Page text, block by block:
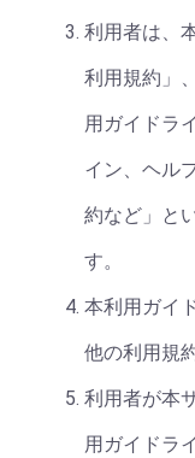
利用者は、
利用規約」
用ガイドラ
イン、ヘル
約など」と
す。
本利用ガイ
他の利用規
利用者が本
用ガイドラ